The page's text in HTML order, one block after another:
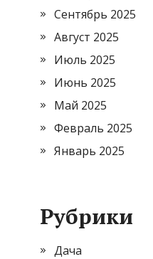
Сентябрь 2025
Август 2025
Июль 2025
Июнь 2025
Май 2025
Февраль 2025
Январь 2025
Рубрики
Дача